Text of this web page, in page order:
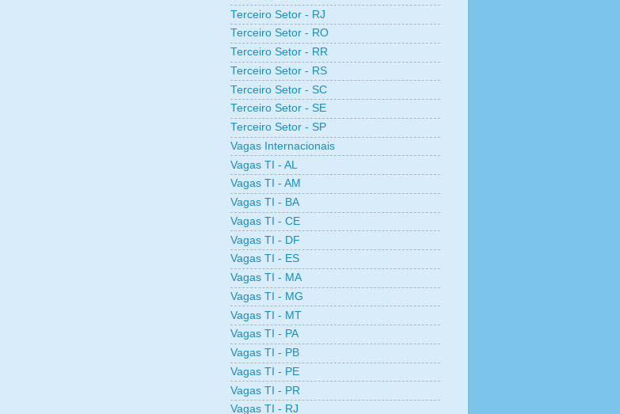
Terceiro Setor - RJ
Terceiro Setor - RO
Terceiro Setor - RR
Terceiro Setor - RS
Terceiro Setor - SC
Terceiro Setor - SE
Terceiro Setor - SP
Vagas Internacionais
Vagas TI - AL
Vagas TI - AM
Vagas TI - BA
Vagas TI - CE
Vagas TI - DF
Vagas TI - ES
Vagas TI - MA
Vagas TI - MG
Vagas TI - MT
Vagas TI - PA
Vagas TI - PB
Vagas TI - PE
Vagas TI - PR
Vagas TI - RJ